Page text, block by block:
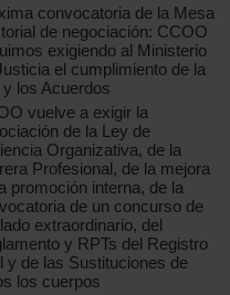
convocatoria de la Mesa
de negociación: CCOO
exigiendo al Ministerio
el cumplimiento de la
y los Acuerdos
vuelve a exigir la
de la Ley de
Organizativa, de la
Profesional, de la mejora
promoción interna, de la
de un concurso de
extraordinario, del
y RPTs del Registro
y de las Sustituciones de
los cuerpos